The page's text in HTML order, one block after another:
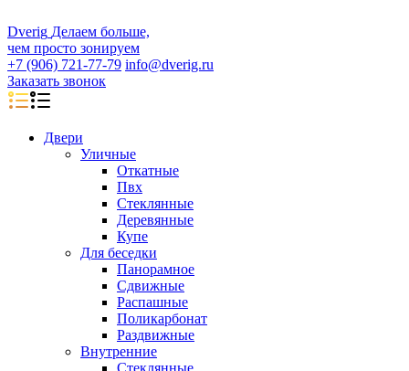
Dverig Делаем больше,
чем просто зонируем
+7 (906) 721-77-79 info@dverig.ru
Заказать звонок
Двери
Уличные
Откатные
Пвх
Стеклянные
Деревянные
Купе
Для беседки
Панорамное
Сдвижные
Распашные
Поликарбонат
Раздвижные
Внутренние
Стеклянные